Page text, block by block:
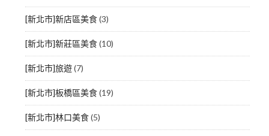
[新北市]新店區美食(3)
[新北市]新莊區美食(10)
[新北市]旅遊(7)
[新北市]板橋區美食(19)
[新北市]林口美食(5)